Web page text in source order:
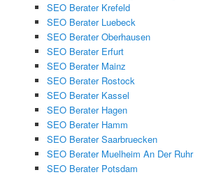
SEO Berater Krefeld
SEO Berater Luebeck
SEO Berater Oberhausen
SEO Berater Erfurt
SEO Berater Mainz
SEO Berater Rostock
SEO Berater Kassel
SEO Berater Hagen
SEO Berater Hamm
SEO Berater Saarbruecken
SEO Berater Muelheim An Der Ruhr
SEO Berater Potsdam